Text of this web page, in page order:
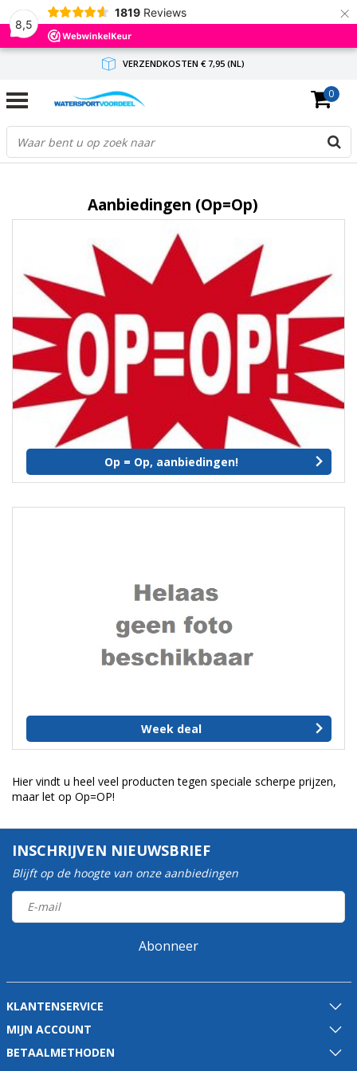
8,5
1819 Reviews ×
VERZENDKOSTEN € 7,95 (NL)
GRATIS VERZENDING(NL) VANAF € 65,-
BINNEN 1-3 WERKDAGEN ANTWOORD
0
Aanbiedingen (Op=Op)
Op = Op, aanbiedingen!
Week deal
Hier vindt u heel veel producten tegen speciale scherpe prijzen,
maar let op Op=OP!
INSCHRIJVEN NIEUWSBRIEF
Blijft op de hoogte van onze aanbiedingen
Abonneer
KLANTENSERVICE
MIJN ACCOUNT
BETAALMETHODEN